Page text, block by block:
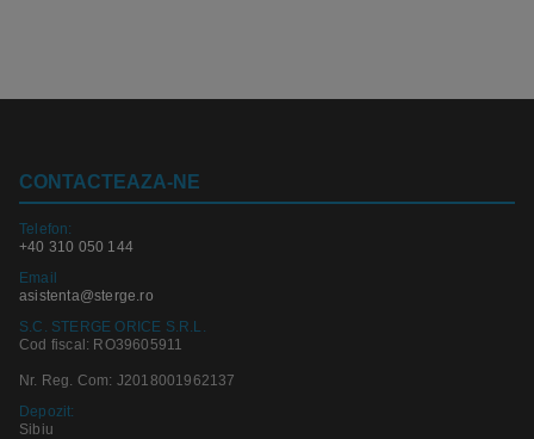
CONTACTEAZA-NE
Telefon:
+40 310 050 144
Email
asistenta@sterge.ro
S.C. STERGE ORICE S.R.L.
Cod fiscal: RO39605911
Nr. Reg. Com: J2018001962137
Depozit:
Sibiu